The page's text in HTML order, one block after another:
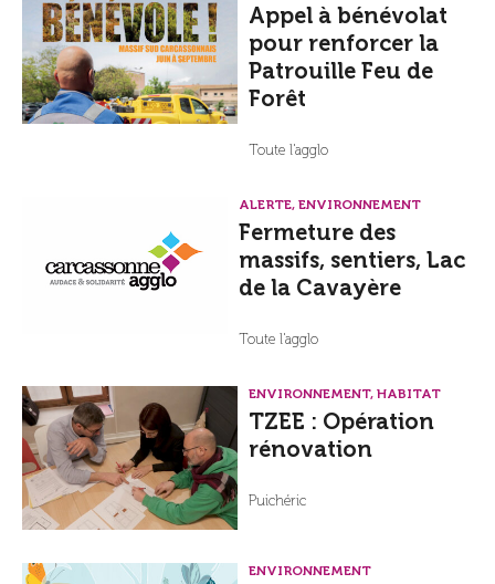
Appel à bénévolat
pour renforcer la
Patrouille Feu de
Forêt
Toute l'agglo
ALERTE, ENVIRONNEMENT
Fermeture des
massifs, sentiers, Lac
de la Cavayère
Toute l'agglo
ENVIRONNEMENT, HABITAT
TZEE : Opération
rénovation
Puichéric
ENVIRONNEMENT